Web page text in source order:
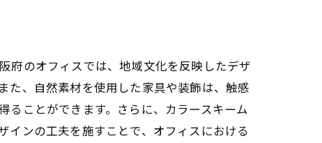
府のオフィスでは、地域文化を反映したデザ
た、自然素材を使用した家具や装飾は、触感
ることができます。さらに、カラースキーム
インの工夫を施すことで、オフィスにおける